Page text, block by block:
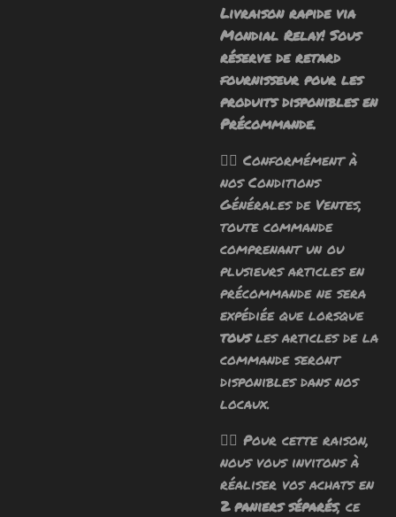
Livraison rapide via
Mondial Relay! Sous
réserve de retard
fournisseur pour les
produits disponibles en
Précommande.
🧙‍♂️ Conformément à
nos Conditions
Générales de Ventes,
toute commande
comprenant un ou
plusieurs articles en
précommande ne sera
expédiée que lorsque
tousles articles de la
commande seront
disponibles dans nos
locaux.
🧙‍♂️ Pour cette raison,
nous vous invitons à
réaliser vos achats en
2 paniers séparés, ce